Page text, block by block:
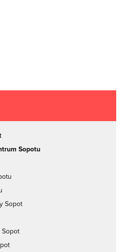
Sopotu
Sopot